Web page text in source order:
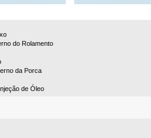
do Rolamento
da Porca
de Óleo